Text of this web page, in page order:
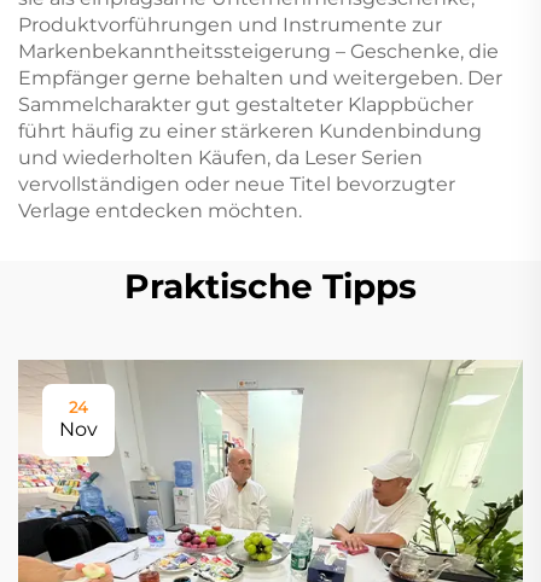
Produktvorführungen und Instrumente zur
Markenbekanntheitssteigerung – Geschenke, die
Empfänger gerne behalten und weitergeben. Der
Sammelcharakter gut gestalteter Klappbücher
führt häufig zu einer stärkeren Kundenbindung
und wiederholten Käufen, da Leser Serien
vervollständigen oder neue Titel bevorzugter
Verlage entdecken möchten.
Praktische Tipps
24
Nov